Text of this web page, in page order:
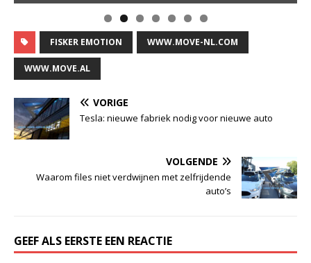
FISKER EMOTION WWW.MOVE-NL.COM
WWW.MOVE.AL
VORIGE
Tesla: nieuwe fabriek nodig voor nieuwe auto
VOLGENDE
Waarom files niet verdwijnen met zelfrijdende
auto’s
GEEF ALS EERSTE EEN REACTIE